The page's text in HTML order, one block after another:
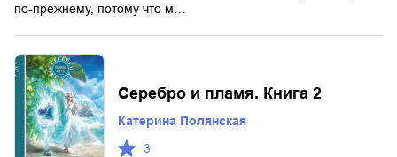
по-прежнему, потому что м…
Серебро и пламя. Книга 2
Катерина Полянская
3